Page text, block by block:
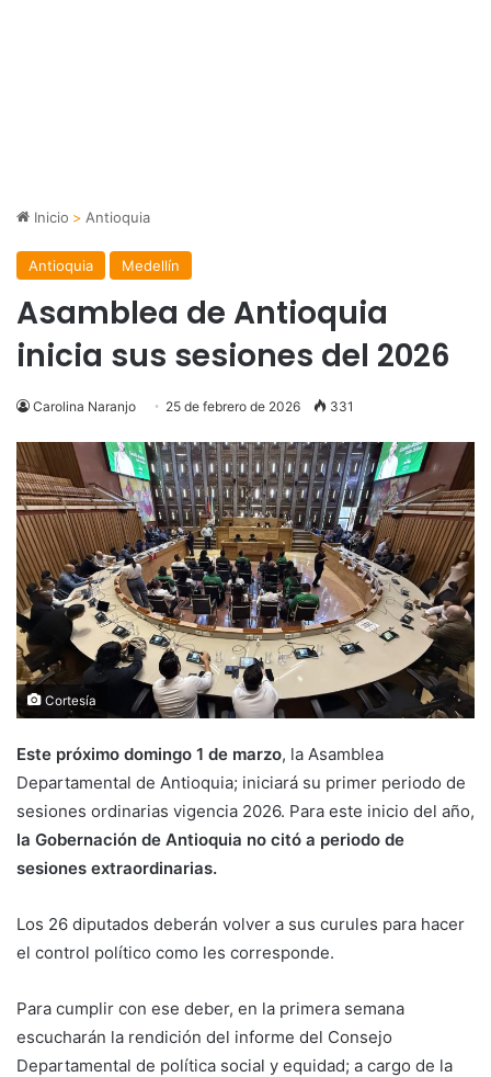
Inicio > Antioquia
Antioquia Medellín
Asamblea de Antioquia
inicia sus sesiones del 2026
Carolina Naranjo 25 de febrero de 2026 331
Cortesía
Este próximo domingo 1 de marzo, la Asamblea
Departamental de Antioquia; iniciará su primer periodo de
sesiones ordinarias vigencia 2026. Para este inicio del año,
la Gobernación de Antioquia no citó a periodo de
sesiones extraordinarias.
Los 26 diputados deberán volver a sus curules para hacer
el control político como les corresponde.
Para cumplir con ese deber, en la primera semana
escucharán la rendición del informe del Consejo
Departamental de política social y equidad; a cargo de la